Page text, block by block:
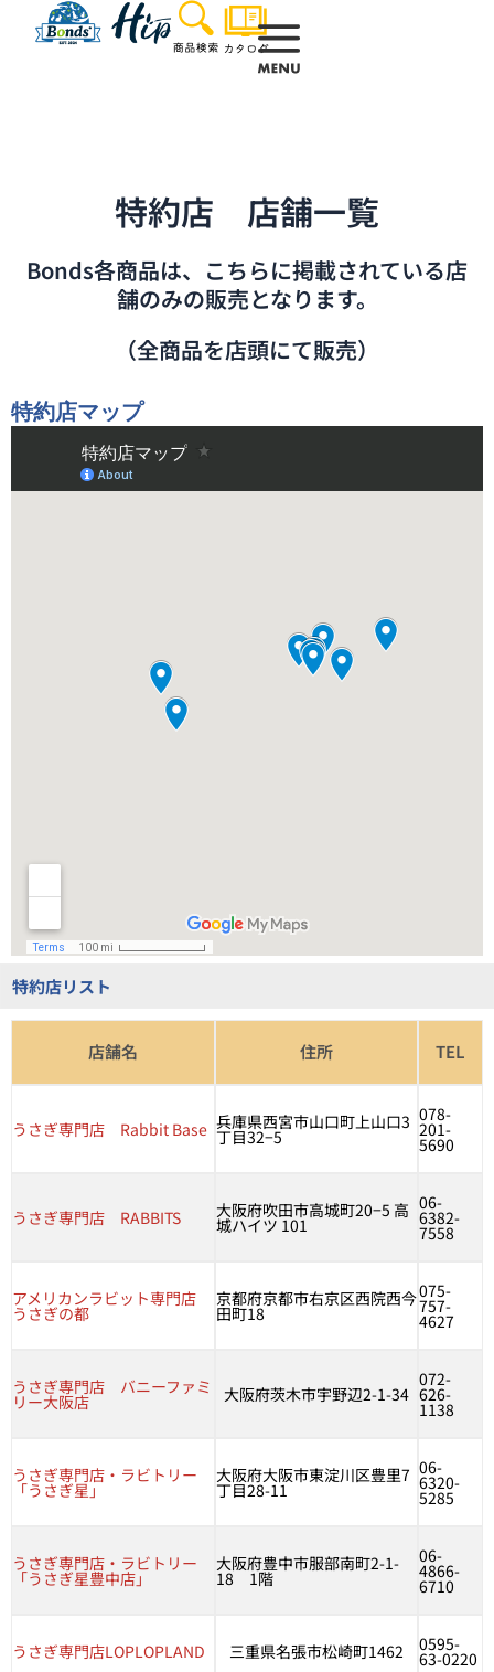
特約店 店舗一覧
Bonds各商品は、こちらに掲載されている店
舗のみの販売となります。
（全商品を店頭にて販売）
特約店マップ
特約店リスト
店舗名 住所 TEL
うさぎ専門店 Rabbit Base 兵庫県西宮市山口町上山口3
丁目32−5
078-
201-
5690
うさぎ専門店 RABBITS 大阪府吹田市高城町20−5 高
城ハイツ 101
06-
6382-
7558
アメリカンラビット専門店
うさぎの都
京都府京都市右京区西院西今
田町18
075-
757-
4627
うさぎ専門店 バニーファミ
リー大阪店 大阪府茨木市宇野辺2-1-34
072-
626-
1138
うさぎ専門店・ラビトリー
「うさぎ星」
大阪府大阪市東淀川区豊里7
丁目28-11
06-
6320-
5285
うさぎ専門店・ラビトリー
「うさぎ星豊中店」
大阪府豊中市服部南町2-1-
18 1階
06-
4866-
6710
うさぎ専門店LOPLOPLAND 三重県名張市松崎町1462 0595-
63-0220